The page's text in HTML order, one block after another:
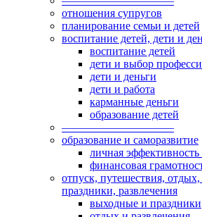
отношения супругов
планирование семьи и детей
воспитание детей, дети и
воспитание детей
дети и выбор
дети и деньги
дети и работа
карманные деньги
образование детей
——————————
образование и саморазвитие
личная
финансовая
отпуск, путешествия,
праздники, развлечения
выходные и праздники